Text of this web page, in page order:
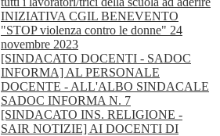
INIZIATIVA CGIL BENEVENTO
"STOP violenza contro le donne" 24
novembre 2023
[SINDACATO DOCENTI - SADOC
INFORMA] AL PERSONALE
DOCENTE - ALL'ALBO SINDACALE
SADOC INFORMA N. 7
[SINDACATO INS. RELIGIONE -
SAIR NOTIZIE] AI DOCENTI DI